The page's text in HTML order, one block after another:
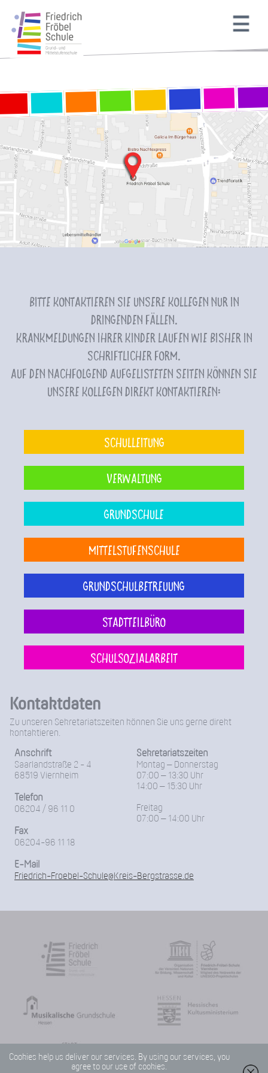
Bitte kontaktieren Sie unsere Kollegen nur in
dringenden Fällen.
Krankmeldungen Ihrer Kinder laufen wie bisher in
schriftlicher Form.
Auf den nachfolgend aufgelisteten Seiten können Sie
unsere Kollegen direkt kontaktieren:
Schulleitung
Verwaltung
Grundschule
Mittelstufenschule
Grundschulbetreuung
Stadtteilbüro
Schulsozialarbeit
Kontaktdaten
Zu unseren Sekretariatszeiten können Sie uns gerne direkt
kontaktieren.
Anschrift
Saarlandstraße 2 - 4
68519 Viernheim
Telefon
06204 / 96 11 0
Fax
06204-96 11 18
Sekretariatszeiten
Montag – Donnerstag
07:00 – 13:30 Uhr
14:00 – 15:30 Uhr
Freitag
07:00 – 14:00 Uhr
E-Mail
Friedrich-Froebel-Schule@Kreis-Bergstrasse.de
Cookies help us deliver our services. By using our services, you
agree to our use of cookies.